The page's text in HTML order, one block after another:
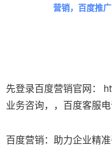
营销，百度推
先登录百度营销官网：
业务咨询，，百度客服
百度营销：助力企业精